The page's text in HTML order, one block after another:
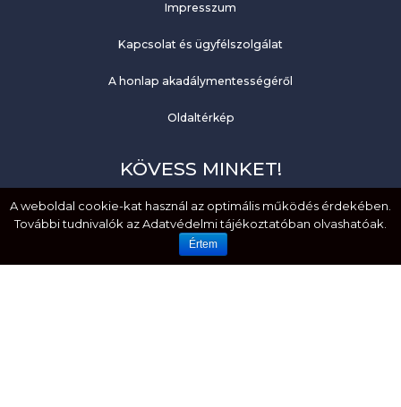
Impresszum
Kapcsolat és ügyfélszolgálat
A honlap akadálymentességéről
Oldaltérkép
KÖVESS MINKET!
Facebook
YouTube
A weboldal cookie-kat használ az optimális működés érdekében.
További tudnivalók az Adatvédelmi tájékoztatóban olvashatóak.
Értem